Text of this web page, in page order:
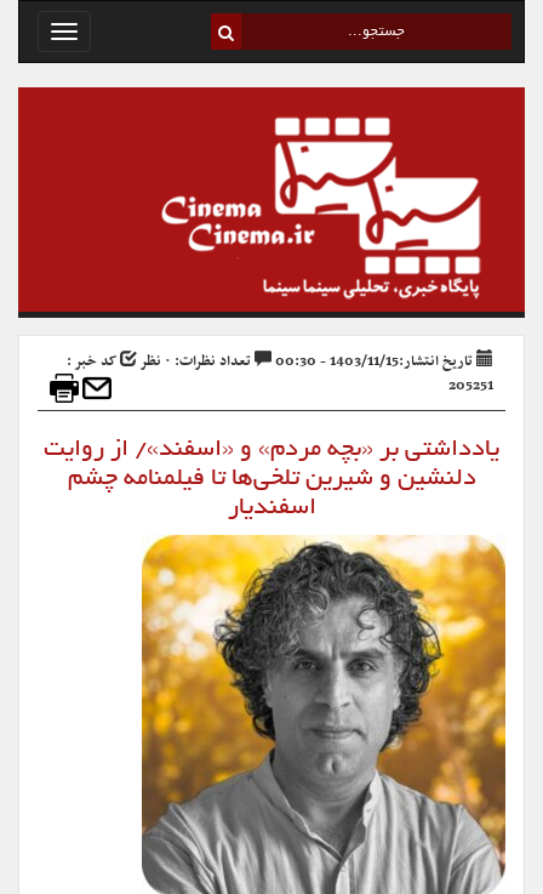
Toggle
تاریخ انتشار:1403/11/15 - 00:30 تعداد نظرات: ۰ نظر
کد خبر :
205251
یادداشتی بر «بچه مردم» و «اسفند»/ از روایت
دلنشین و شیرین تلخی‌ها تا فیلمنامه چشم
اسفندیار